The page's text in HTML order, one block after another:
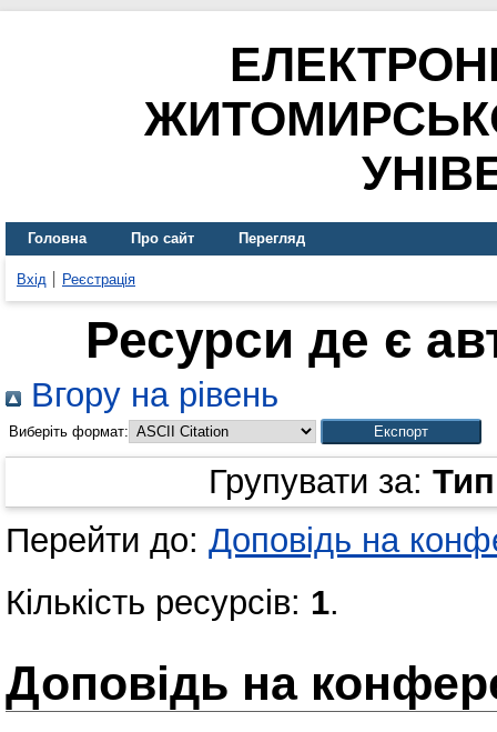
Головна Про сайт Перегляд
Вхід Реєстрація
Ресурси де є
Вгору на рівень
Виберіть формат:
Групувати за:
Перейти до: Доповідь на
Кількість ресурсів: 1.
Доповідь на